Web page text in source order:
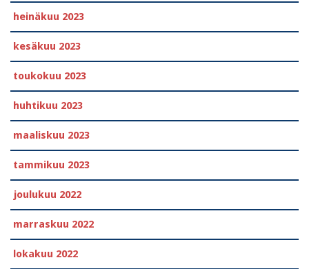
heinäkuu 2023
kesäkuu 2023
toukokuu 2023
huhtikuu 2023
maaliskuu 2023
tammikuu 2023
joulukuu 2022
marraskuu 2022
lokakuu 2022